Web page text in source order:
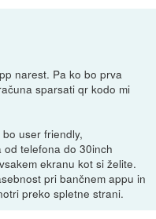
narest. Pa ko bo prva
sparsati qr kodo mi
user friendly,
telefona do 30inch
ekranu kot si želite.
pri bančnem appu in
preko spletne strani.